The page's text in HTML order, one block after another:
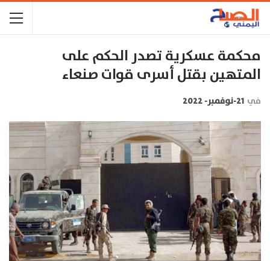
محكمة عسكرية تصدر الحكم على
المتهين بقتل أسرى قوات صنعاء
في 21-نوفمبر- 2022